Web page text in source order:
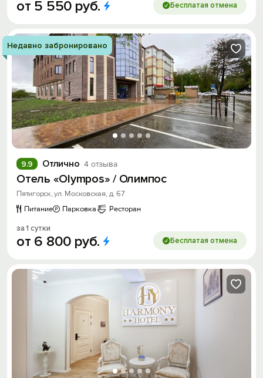
от 5 550 руб. Бесплатая отмена
Недавно забронировано
Отлично 4 отзыва
9.9
Отель «Olympos» / Олимпос
Пятигорск, ул. Московская, д. 67
Питание
Парковка Ресторан
за 1 сутки
от 6 800 руб. Бесплатая отмена